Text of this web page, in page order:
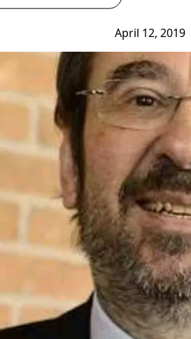
April 12, 2019